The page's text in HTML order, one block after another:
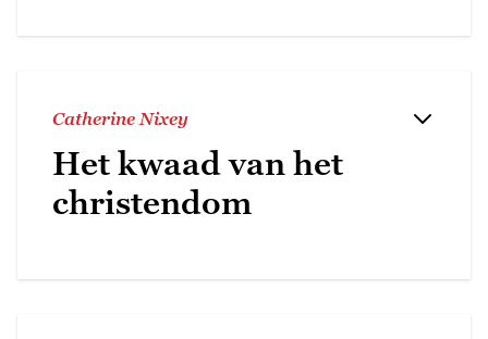
Catherine Nixey
Het kwaad van het
christendom